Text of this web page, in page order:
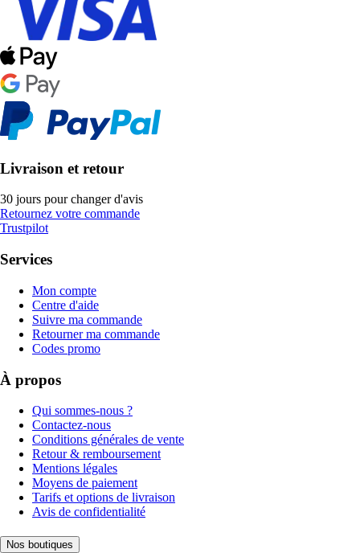
Livraison et retour
30 jours pour changer d'avis
Retournez votre commande
Trustpilot
Services
Mon compte
Centre d'aide
Suivre ma commande
Retourner ma commande
Codes promo
À propos
Qui sommes-nous ?
Contactez-nous
Conditions générales de vente
Retour & remboursement
Mentions légales
Moyens de paiement
Tarifs et options de livraison
Avis de confidentialité
Nos boutiques